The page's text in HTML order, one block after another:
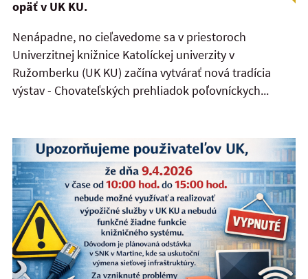
opäť v UK KU.
Nenápadne, no cieľavedome sa v priestoroch
Univerzitnej knižnice Katolíckej univerzity v
Ružomberku (UK KU) začína vytvárať nová tradícia
výstav - Chovateľských prehliadok poľovníckych...